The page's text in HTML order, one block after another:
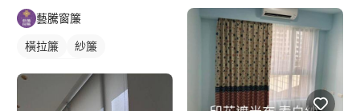
藝騰窗簾
橫拉簾
紗簾